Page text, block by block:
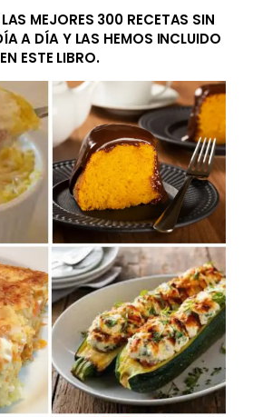
MEJORES 300 RECETAS SIN
A DÍA Y LAS HEMOS INCLUIDO
EN ESTE LIBRO.